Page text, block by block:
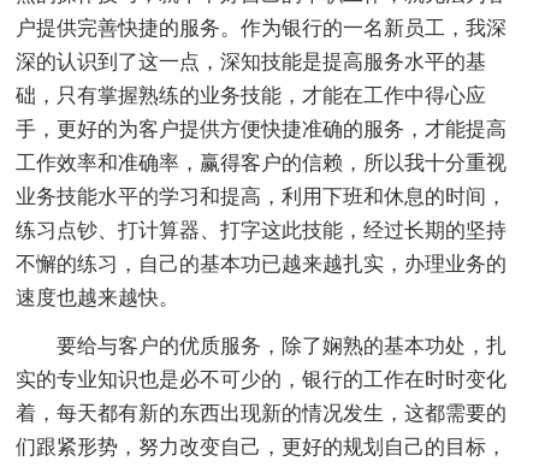
户提供完善快捷的服务。作为银行的一名新员工，我深
深的认识到了这一点，深知技能是提高服务水平的基
础，只有掌握熟练的业务技能，才能在工作中得心应
手，更好的为客户提供方便快捷准确的服务，才能提高
工作效率和准确率，赢得客户的信赖，所以我十分重视
业务技能水平的学习和提高，利用下班和休息的时间，
练习点钞、打计算器、打字这此技能，经过长期的坚持
不懈的练习，自己的基本功已越来越扎实，办理业务的
速度也越来越快。
要给与客户的优质服务，除了娴熟的基本功处，扎
实的专业知识也是必不可少的，银行的工作在时时变化
着，每天都有新的东西出现新的情况发生，这都需要的
们跟紧形势，努力改变自己，更好的规划自己的目标，